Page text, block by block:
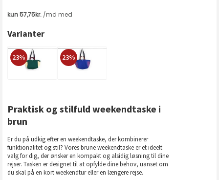
Varianter
23% 23%
Praktisk og stilfuld weekendtaske i
brun
Er du på udkig efter en weekendtaske, der kombinerer
funktionalitet og stil? Vores brune weekendtaske er et ideelt
valg for dig, der ønsker en kompakt og alsidig løsning til dine
rejser. Tasken er designet til at opfylde dine behov, uanset om
du skal på en kort weekendtur eller en længere rejse.